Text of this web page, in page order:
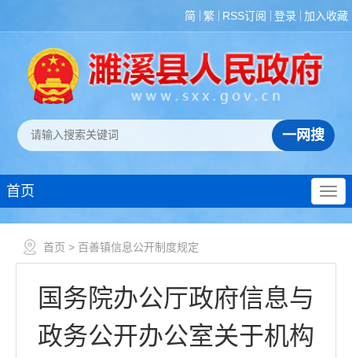
简 繁 RSS订阅 登录 加入收藏
首页
首页 > 百善镇信息公开制度规定
国务院办公厅政府信息与
政务公开办公室关于机构